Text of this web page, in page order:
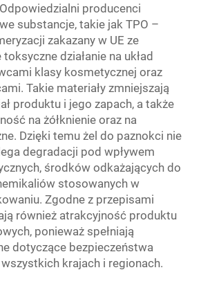
producenci
substancje, takie jak TPO –
zakazany w UE ze
działanie na układ
klasy kosmetycznej oraz
Takie materiały zmniejszają
produktu i jego zapach, a także
na żółknienie oraz na
Dzięki temu żel do paznokci nie
degradacji pod wpływem
środków odkażających do
stosowanych w
Zgodne z przepisami
również atrakcyjność produktu
ponieważ spełniają
dotyczące bezpieczeństwa
krajach i regionach.